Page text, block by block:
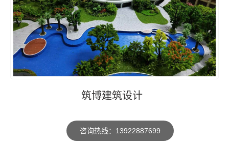
筑博建筑设计
咨询热线：13922887699